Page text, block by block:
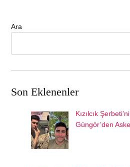
Ara
Son Eklenenler
Kızılcık
Güngör’den